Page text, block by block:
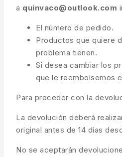
a quinvaco@outlook.com
El número de pedido.
Productos que quiere
problema tienen.
Si desea cambiar los
que le reembolsemos
Para proceder con la
La devolución deberá
original antes de 14 días
No se aceptarán